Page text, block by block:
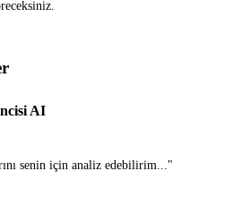
AI
senin için analiz edebilirim..."